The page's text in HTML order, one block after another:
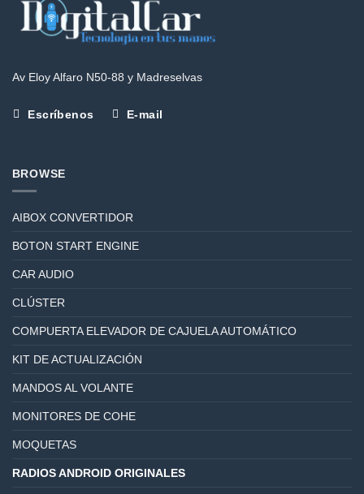
Av Eloy Alfaro N50-88 y Madreselvas
Escríbenos E-mail
BROWSE
AIBOX CONVERTIDOR
BOTON START ENGINE
CAR AUDIO
CLÚSTER
COMPUERTA ELEVADOR DE CAJUELA AUTOMÁTICO
KIT DE ACTUALIZACIÓN
MANDOS AL VOLANTE
MONITORES DE COHE
MOQUETAS
RADIOS ANDROID ORIGINALES